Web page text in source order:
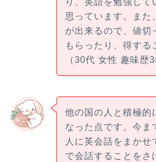
思っています。また
が出来るので、値切
もらったり、得する
（30代 女性 趣味歴3
他の国の人と積極的
なった点です。今ま
人に英会話をまかせ
で会話することをさ